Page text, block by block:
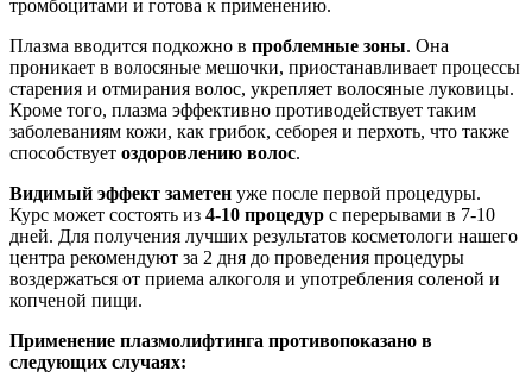
тромбоцитами и готова к применению.
Плазма вводится подкожно в проблемные зоны. Она
проникает в волосяные мешочки, приостанавливает процессы
старения и отмирания волос, укрепляет волосяные луковицы.
Кроме того, плазма эффективно противодействует таким
заболеваниям кожи, как грибок, себорея и перхоть, что также
способствует оздоровлению волос.
Видимый эффект заметен уже после первой процедуры.
Курс может состоять из 4-10 процедур с перерывами в 7-10
дней. Для получения лучших результатов косметологи нашего
центра рекомендуют за 2 дня до проведения процедуры
воздержаться от приема алкоголя и употребления соленой и
копченой пищи.
Применение плазмолифтинга противопоказано в
следующих случаях: